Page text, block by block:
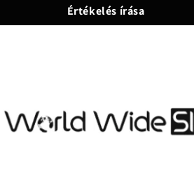
Értékelés írása